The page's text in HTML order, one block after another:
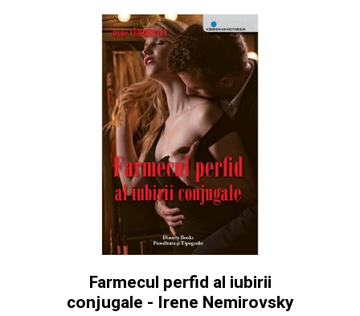
Farmecul perfid al iubirii
conjugale - Irene Nemirovsky